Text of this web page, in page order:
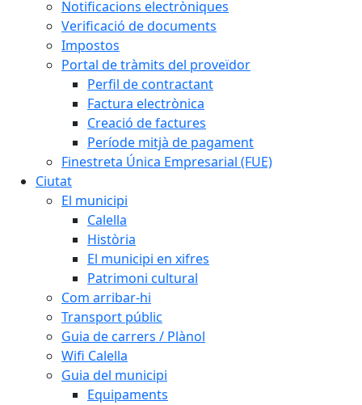
Notificacions electròniques
Verificació de documents
Impostos
Portal de tràmits del proveïdor
Perfil de contractant
Factura electrònica
Creació de factures
Període mitjà de pagament
Finestreta Única Empresarial (FUE)
Ciutat
El municipi
Calella
Història
El municipi en xifres
Patrimoni cultural
Com arribar-hi
Transport públic
Guia de carrers / Plànol
Wifi Calella
Guia del municipi
Equipaments